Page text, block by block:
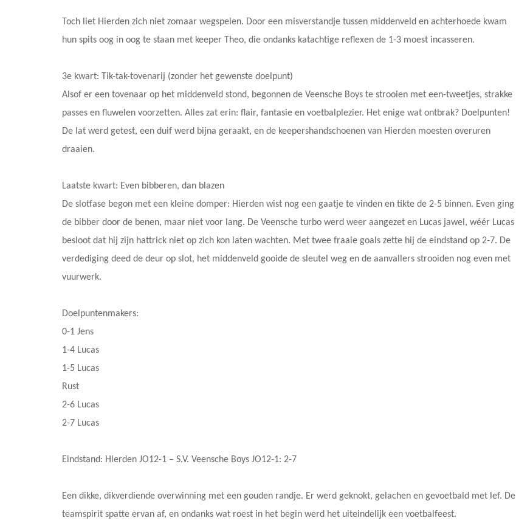
Toch liet Hierden zich niet zomaar wegspelen. Door een misverstandje tussen middenveld en achterhoede kwam
hun spits oog in oog te staan met keeper Theo, die ondanks katachtige reflexen de 1-3 moest incasseren.
3e kwart: Tik-tak-tovenarij (zonder het gewenste doelpunt)
Alsof er een tovenaar op het middenveld stond, begonnen de Veensche Boys te strooien met een-tweetjes, strakke
passes en fluwelen voorzetten. Alles zat erin: flair, fantasie en voetbalplezier. Het enige wat ontbrak? Doelpunten!
De lat werd getest, een duif werd bijna geraakt, en de keepershandschoenen van Hierden moesten overuren
draaien.
Laatste kwart: Even bibberen, dan blazen
De slotfase begon met een kleine domper: Hierden wist nog een gaatje te vinden en tikte de 2-5 binnen. Even ging
de bibber door de benen, maar niet voor lang. De Veensche turbo werd weer aangezet en Lucas jawel, wéér Lucas
besloot dat hij zijn hattrick niet op zich kon laten wachten. Met twee fraaie goals zette hij de eindstand op 2-7. De
verdediging deed de deur op slot, het middenveld gooide de sleutel weg en de aanvallers strooiden nog even met
vuurwerk.
Doelpuntenmakers:
0-1 Jens
1-4 Lucas
1-5 Lucas
Rust
2-6 Lucas
2-7 Lucas
Eindstand: Hierden JO12-1 – S.V. Veensche Boys JO12-1: 2-7
Een dikke, dikverdiende overwinning met een gouden randje. Er werd geknokt, gelachen en gevoetbald met lef. De
teamspirit spatte ervan af, en ondanks wat roest in het begin werd het uiteindelijk een voetbalfeest.